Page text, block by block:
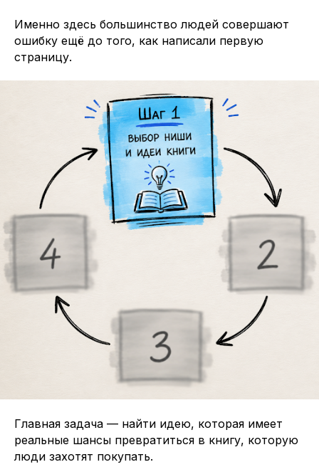
Именно здесь большинство людей совершают
ошибку ещё до того, как написали первую
страницу.
Главная задача — найти идею, которая имеет
реальные шансы превратиться в книгу, которую
люди захотят покупать.